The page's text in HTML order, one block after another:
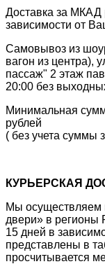
Доставка за МКАД
зависимости от
Самовывоз из
вагон из центра),
пассаж" 2 этаж
20:00 без
Минимальная
рублей
( без учета суммы
КУРЬЕРСКАЯ
Мы осуществляем
двери» в регионы
15 дней в
представлены в
просчитывается